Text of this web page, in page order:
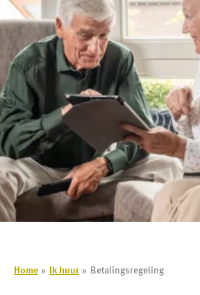
Home Ik huur Betalingsregeling